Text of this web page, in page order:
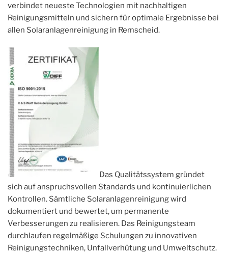
verbindet neueste Technologien mit nachhaltigen
Reinigungsmitteln und sichern für optimale Ergebnisse bei
allen Solaranlagenreinigung in Remscheid.
Das Qualitätssystem gründet
sich auf anspruchsvollen Standards und kontinuierlichen
Kontrollen. Sämtliche Solaranlagenreinigung wird
dokumentiert und bewertet, um permanente
Verbesserungen zu realisieren. Das Reinigungsteam
durchlaufen regelmäßige Schulungen zu innovativen
Reinigungstechniken, Unfallverhütung und Umweltschutz.